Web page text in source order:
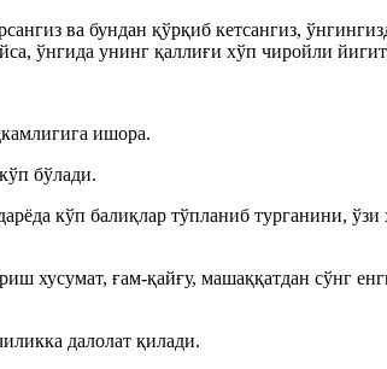
ва бундан қўрқиб кетсангиз,
ўнгида унинг қаллиғи хўп чиройли
ишора.
бўлади.
кўп балиқлар тўпланиб турганини, ўзи
хусумат, ғам-қайғу, машаққатдан сўнг
далолат қилади.